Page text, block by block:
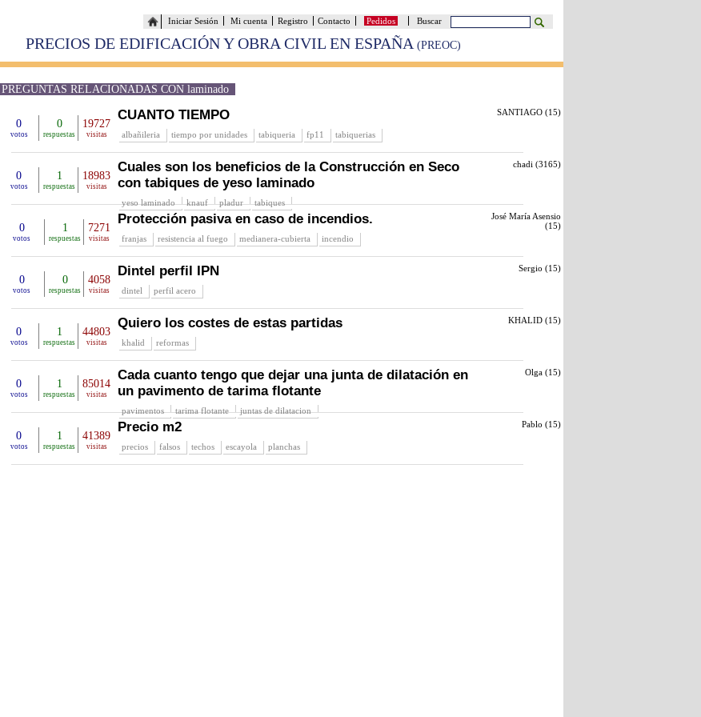
Buscar
Pedidos
Contacto
Registro
Mi cuenta
Iniciar Sesión
PRECIOS DE EDIFICACIÓN Y OBRA CIVIL EN ESPAÑA (PREOC)
PREGUNTAS RELACIONADAS CON laminado
0
votos
0
respuestas
19727
visitas
CUANTO TIEMPO
albañileria tiempo por unidades tabiqueria fp11 tabiquerias
SANTIAGO (15)
0
votos
1
respuestas
18983
visitas
Cuales son los beneficios de la Construcción en Seco
con tabiques de yeso laminado
yeso laminado knauf pladur tabiques
chadi (3165)
0
votos
1
respuestas
7271
visitas
Protección pasiva en caso de incendios.
franjas resistencia al fuego medianera-cubierta incendio
José María Asensio
(15)
0
votos
0
respuestas
4058
visitas
Dintel perfil IPN
dintel perfil acero
Sergio (15)
0
votos
1
respuestas
44803
visitas
Quiero los costes de estas partidas
khalid reformas
KHALID (15)
0
votos
1
respuestas
85014
visitas
Cada cuanto tengo que dejar una junta de dilatación en
un pavimento de tarima flotante
pavimentos tarima flotante juntas de dilatacion
Olga (15)
0
votos
1
respuestas
41389
visitas
Precio m2
precios falsos techos escayola planchas
Pablo (15)